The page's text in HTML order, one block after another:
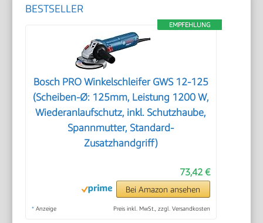
BESTSELLER
EMPFEHLUNG
Bosch PRO Winkelschleifer GWS 12-125
(Scheiben-Ø: 125mm, Leistung 1200 W,
Wiederanlaufschutz, inkl. Schutzhaube,
Spannmutter, Standard-
Zusatzhandgriff)
73,42 €
Bei Amazon ansehen
* Anzeige Preis inkl. MwSt., zzgl. Versandkosten